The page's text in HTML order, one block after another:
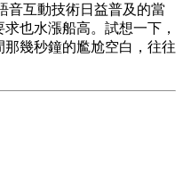
音互動技術日益普及的當
也水漲船高。試想一下，
幾秒鐘的尷尬空白，往往